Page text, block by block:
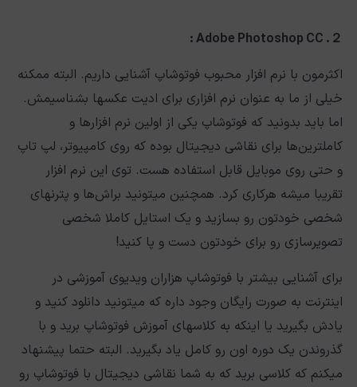
２. Adobe Photoshop CC :
اکثرمون با نرم افزار محبوب فوتوشاپ آشنایی داریم. البته ممکنه
خیلی از ما به عنوان نرم افزاری برای ادیت عکسها بشناسیمش.
اما باید بدونید که فوتوشاپ یکی از اولین‌ نرم افزارها و
کاملترین‌ها برای نقاشی دیجیتال بوده که روی کامپیوتر، لپ تاپ
و حتی روی موبایل قابل استفاده هست. توی این نرم افزار
تقریبا میشه هرکاری کرد. همچنین میتونید براش‌ها و پترنهای
شخصی خودتون رو بسازید و یک استایل کاملا شخصی
تصویرسازی رو برای خودتون دست و پا کنید!
برای آشنایی بیشتر با فوتوشاپ هزاران ویدیوی آموزشی در
اینترنت به صورت رایگان وجود داره که میتونید دانلود کنید و
یادش بگیرید یا اینکه به کلاسهای آموزش فوتوشاپ برید و با
گذروندن یک دوره اون رو کامل یاد بگیرید. البته حتما پیشنهاد
میکنم که کلاسی برید که به شما نقاشی دیجیتال با فوتوشاپ رو